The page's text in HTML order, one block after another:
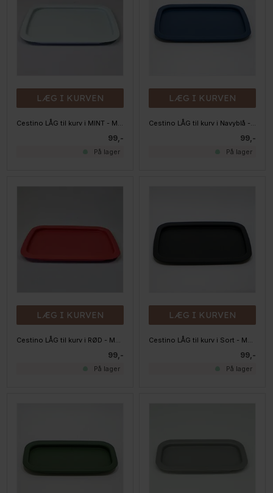
LÆG I KURVEN
Cestino LÅG til kurv i MINT - Medium/Large
99,-
På lager
LÆG I KURVEN
Cestino LÅG til kurv i Navyblå - Medium/Large
99,-
På lager
LÆG I KURVEN
Cestino LÅG til kurv i RØD - Medium/Large
99,-
På lager
LÆG I KURVEN
Cestino LÅG til kurv i Sort - Medium/Large
99,-
På lager